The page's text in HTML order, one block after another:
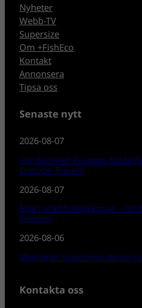
Nyheter
Webb-TV
Supersize
Om +FishEco
Kontakt
Annonsera
Tipsa oss
Senaste nytt
2026-08-07
Har Bosnien Europas bästa
Outside Travels!
2026-08-07
Snart kräftfiskepremiär –
Delsjön!
2026-08-06
Misstänkt sjukdomsutbrott i
Kontakta oss